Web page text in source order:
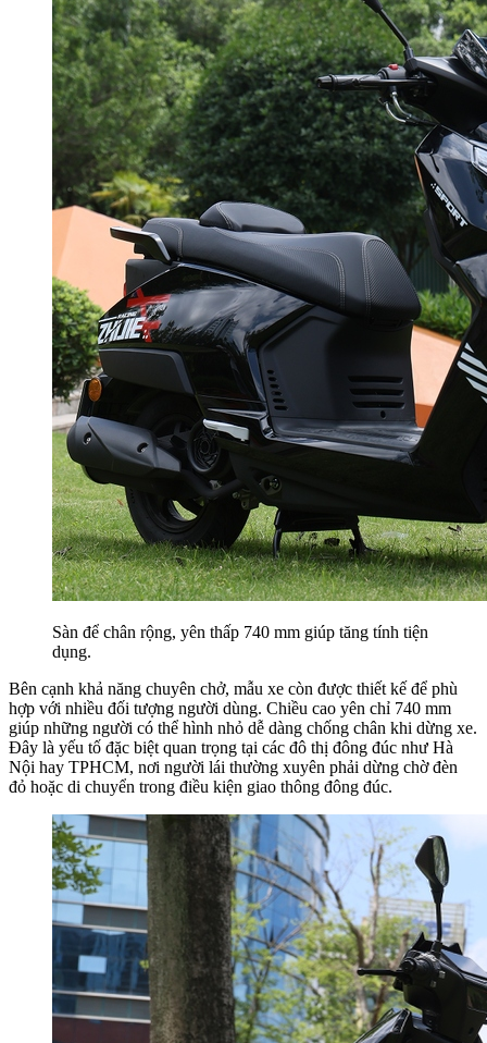
Sàn để chân rộng, yên thấp 740 mm giúp tăng tính tiện
dụng.
Bên cạnh khả năng chuyên chở, mẫu xe còn được thiết kế để phù
hợp với nhiều đối tượng người dùng. Chiều cao yên chỉ 740 mm
giúp những người có thể hình nhỏ dễ dàng chống chân khi dừng xe.
Đây là yếu tố đặc biệt quan trọng tại các đô thị đông đúc như Hà
Nội hay TPHCM, nơi người lái thường xuyên phải dừng chờ đèn
đỏ hoặc di chuyển trong điều kiện giao thông đông đúc.